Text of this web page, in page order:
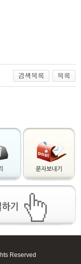
Reserved